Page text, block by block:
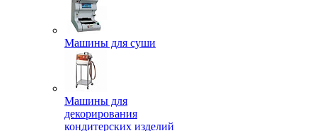
Машины для суши
Машины для
декорирования
кондитерских изделий